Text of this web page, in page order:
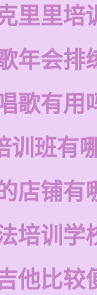
里里培
年会排
歌有用
训班有
店铺有
培训学
他比较